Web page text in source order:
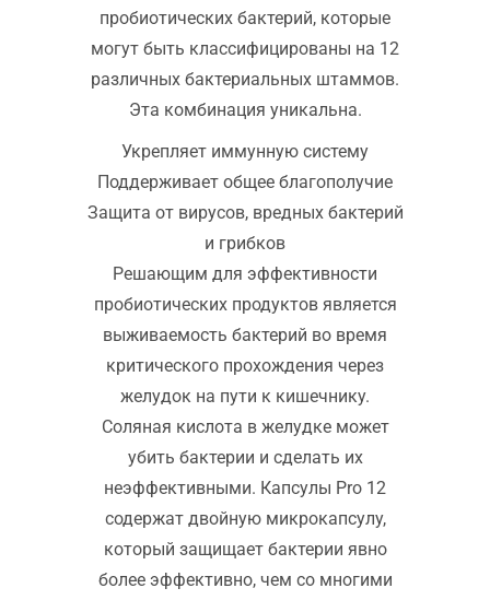
пробиотических бактерий, которые
могут быть классифицированы на 12
различных бактериальных штаммов.
Эта комбинация уникальна.
Укрепляет иммунную систему
Поддерживает общее благополучие
Защита от вирусов, вредных бактерий
и грибков
Решающим для эффективности
пробиотических продуктов является
выживаемость бактерий во время
критического прохождения через
желудок на пути к кишечнику.
Соляная кислота в желудке может
убить бактерии и сделать их
неэффективными. Капсулы Pro 12
содержат двойную микрокапсулу,
который защищает бактерии явно
более эффективно, чем со многими